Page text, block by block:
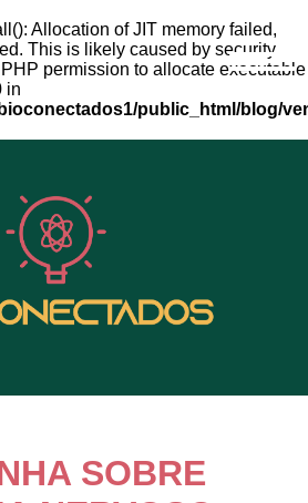
Allocation of JIT memory failed,
This is likely caused by security
permission to allocate executable
in
public_html/blog/
SOBRE